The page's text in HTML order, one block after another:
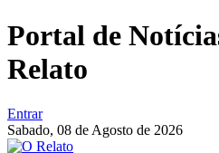
Portal de
Relato
Entrar
Sabado, 08 de Agosto de 2026